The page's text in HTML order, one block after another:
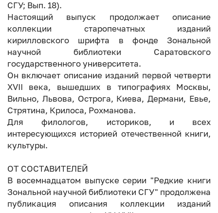
СГУ; Вып. 18).
Настоящий выпуск продолжает описание
коллекции старопечатных изданий
кирилловского шрифта в фонде Зональной
научной библиотеки Саратовского
государственного университета.
Он включает описание изданий первой четверти
ХVII века, вышедших в типографиях Москвы,
Вильно, Львова, Острога, Киева, Дермани, Евье,
Стрятина, Крилоса, Рохманова.
Для филологов, историков, и всех
интересующихся историей отечественной книги,
культуры.
ОТ СОСТАВИТЕЛЕЙ
В восемнадцатом выпуске серии "Редкие книги
Зональной научной библиотеки СГУ" продолжена
публикация описания коллекции изданий